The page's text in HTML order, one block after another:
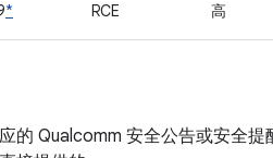
* RCE 高
的 Qualcomm 安全公告或安全